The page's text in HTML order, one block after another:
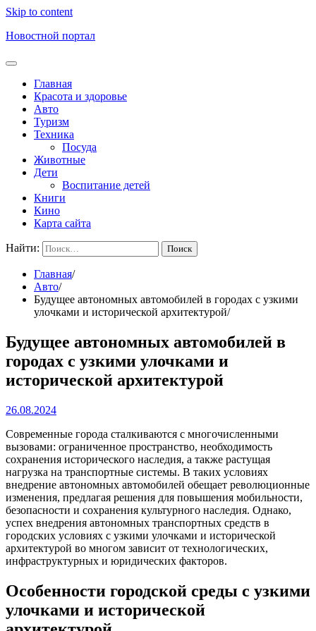
Skip to content
Новостной портал
Главная
Красота и здоровье
Авто
Туризм
Техника
Посуда
Животные
Дети
Воспитание детей
Книги
Кино
Карта сайта
Найти:
Главная
Авто
Будущее автономных автомобилей в городах с узкими
улочками и исторической архитектурой
Будущее автономных автомобилей в
городах с узкими улочками и
исторической архитектурой
26.08.2024
Современные города сталкиваются с многочисленными
вызовами: ограниченное пространство, необходимость
сохранения исторического наследия, а также растущая
нагрузка на транспортные системы. В таких условиях
внедрение автономных автомобилей обещает революционные
изменения, предлагая решения для повышения мобильности,
безопасности и сохранения культурного наследия. Однако,
успех внедрения автономных транспортных средств в
городских условиях с узкими улочками и исторической
архитектурой во многом зависит от технологических,
инфраструктурных и юридических факторов.
Особенности городской среды с узкими
улочками и исторической